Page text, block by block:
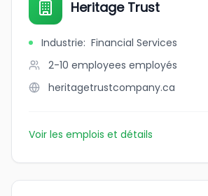
Heritage Trust
Industrie: Financial Services
2-10 employees employés
heritagetrustcompany.ca
Voir les emplois et détails